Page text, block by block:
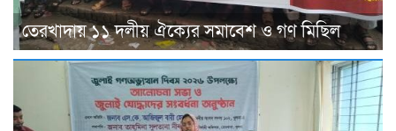
তেরখাদায় ১১ দলীয় ঐক্যের সমাবেশ ও গণ মিছিল